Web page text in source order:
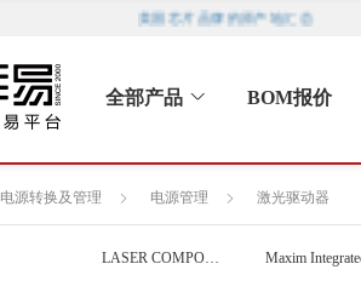
美国芯片品牌的原产地汇总
全部产品 BOM报价
电源转换及管理 电源管理 激光驱动器
LASER COMPONENTS Maxim